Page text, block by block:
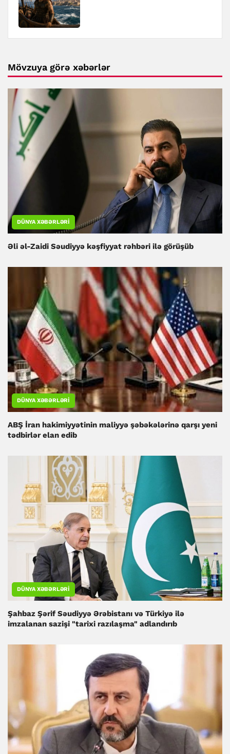
Mövzuya görə xəbərlər
DÜNYA XƏBƏRLƏRI
Əli əl-Zaidi Səudiyyə kəşfiyyat rəhbəri ilə görüşüb
DÜNYA XƏBƏRLƏRI
ABŞ İran hakimiyyətinin maliyyə şəbəkələrinə qarşı yeni
tədbirlər elan edib
DÜNYA XƏBƏRLƏRI
Şahbaz Şərif Səudiyyə Ərəbistanı və Türkiyə ilə
imzalanan sazişi "tarixi razılaşma" adlandırıb